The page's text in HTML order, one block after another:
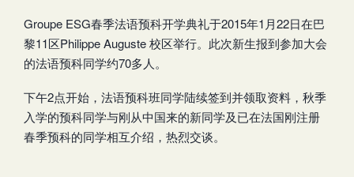
Groupe ESG春季法语预科开学典礼于2015年1月22日在巴
黎11区Philippe Auguste 校区举行。此次新生报到参加大会
的法语预科同学约70多人。
下午2点开始，法语预科班同学陆续签到并领取资料，秋季
入学的预科同学与刚从中国来的新同学及已在法国刚注册
春季预科的同学相互介绍，热烈交谈。